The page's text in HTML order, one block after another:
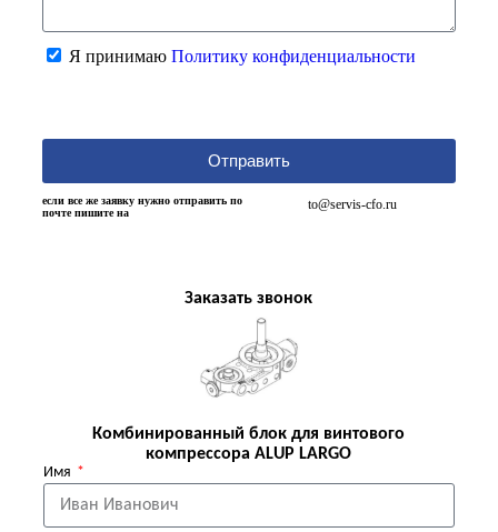
Я принимаю Политику конфиденциальности
Отправить
если все же заявку нужно отправить по
почте пишите на
to@servis-cfo.ru
Заказать звонок
Комбинированный блок для винтового
компрессора ALUP LARGO
Имя